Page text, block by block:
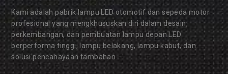
Kami adalah pabrik lampu LED otomotif dan sepeda motor
profesional yang mengkhususkan diri dalam desain,
perkembangan, dan pembuatan lampu depan LED
berperforma tinggi, lampu belakang, lampu kabut, dan
solusi pencahayaan tambahan.